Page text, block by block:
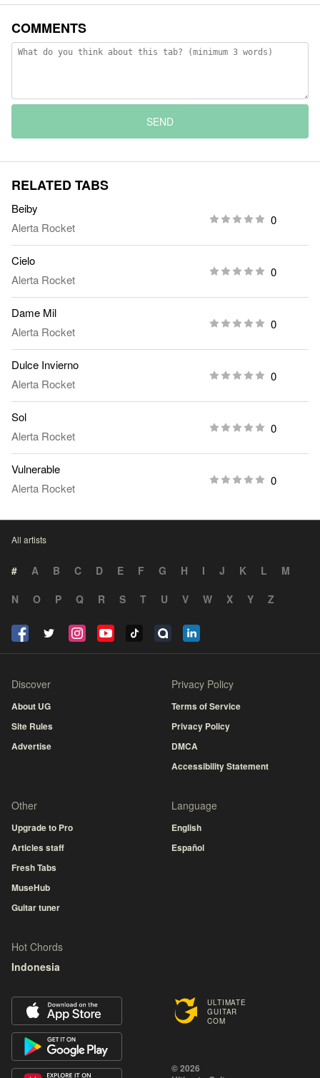
COMMENTS
SEND
RELATED TABS
Beiby
Alerta Rocket
0
Cielo
Alerta Rocket
0
Dame Mil
Alerta Rocket
0
Dulce Invierno
Alerta Rocket
0
Sol
Alerta Rocket
0
Vulnerable
Alerta Rocket
0
All artists
# A B C D E F G H I J K L
M
N
O P Q R S T U V W X Y Z
ULTIMATE
GUITAR
COM
© 2026
Discover
About UG
Site Rules
Advertise
Privacy Policy
Terms of Service
Privacy Policy
DMCA
Accessibility Statement
Other
Upgrade to Pro
Articles staff
Fresh Tabs
MuseHub
Guitar tuner
Language
English
Español
Hot Chords
Indonesia